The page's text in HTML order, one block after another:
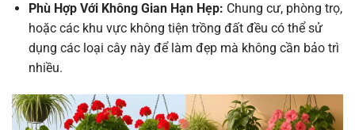
Phù Hợp Với Không Gian Hạn Hẹp: Chung cư, phòng trọ,
hoặc các khu vực không tiện trồng đất đều có thể sử
dụng các loại cây này để làm đẹp mà không cần bảo trì
nhiều.